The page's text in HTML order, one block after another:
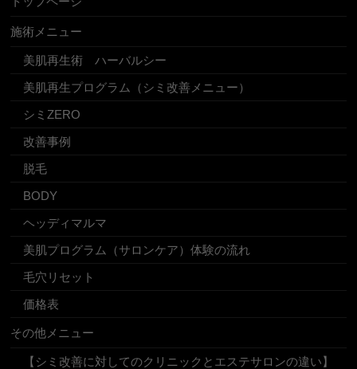
施術メニュー
美肌再生術 ハーバルシー
美肌再生プログラム（シミ改善メニュー）
シミZERO
改善事例
脱毛
BODY
ヘッディマルマ
美肌プログラム（サロンケア）体験の流れ
毛穴リセット
価格表
その他メニュー
【シミ改善に対してのクリニックとエステサロンの違い】